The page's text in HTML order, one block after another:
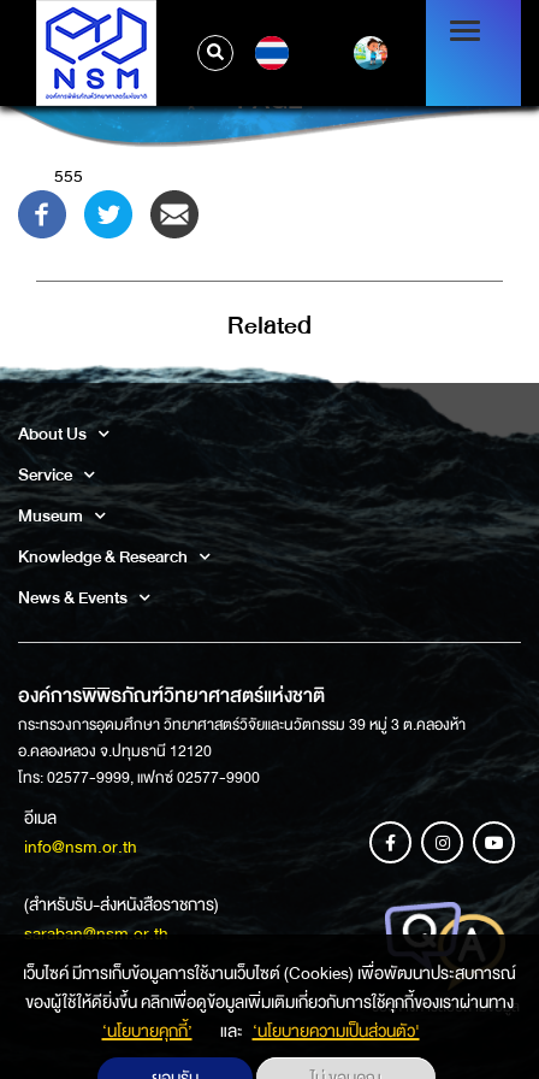
PAGE
555
Related
About Us
Service
Museum
Knowledge & Research
News & Events
องค์การพิพิธภัณฑ์วิทยาศาสตร์แห่งชาติ
กระทรวงการอุดมศึกษา วิทยาศาสตร์วิจัยและนวัตกรรม 39 หมู่ 3 ต.คลองห้า
อ.คลองหลวง จ.ปทุมธานี 12120
โทร: 02577-9999, แฟกซ์ 02577-9900
อีเมล
info@nsm.or.th
(สำหรับรับ-ส่งหนังสือราชการ)
saraban@nsm.or.th
ช่องทางการสอบถามข้อมูล
เว็บไซค์ มีการเก็บข้อมูลการใช้งานเว็บไซต์ (Cookies) เพื่อพัฒนาประสบการณ์
ของผู้ใช้ให้ดียิ่งขึ้น คลิกเพื่อดูข้อมูลเพิ่มเติมเกี่ยวกับการใช้คุกกี้ของเราผ่านทาง
‘นโยบายคุกกี้’
และ ‘นโยบายความเป็นส่วนตัว'